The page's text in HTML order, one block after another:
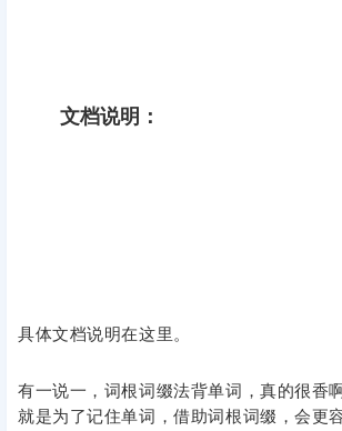
文档说明：
具体文档说明在这里。
有一说一，词根词缀法背单词，真的很香
就是为了记住单词，借助词根词缀，会更